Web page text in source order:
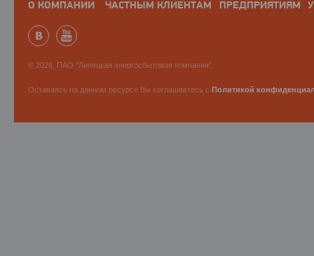
О КОМПАНИИ ЧАСТНЫМ КЛИЕНТАМ ПРЕДПРИЯТИЯМ
© 2026, ПАО "Липецкая энергосбытовая компания".
Оставаясь на данном ресурсе Вы соглашаетесь с Политикой